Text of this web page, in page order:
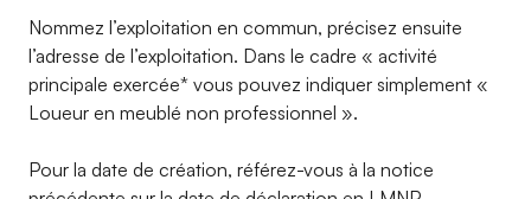
Nommez l’exploitation en commun, précisez ensuite
l’adresse de l’exploitation. Dans le cadre « activité
principale exercée* vous pouvez indiquer simplement «
Loueur en meublé non professionnel ».
Pour la date de création, référez-vous à la notice